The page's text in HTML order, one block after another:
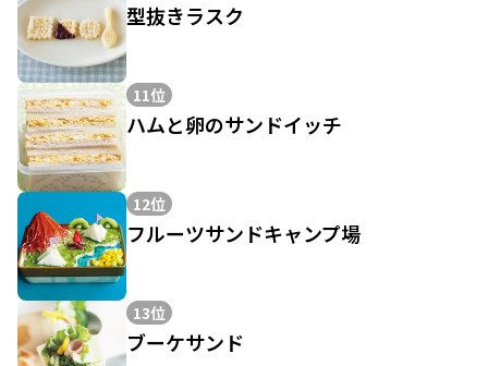
型抜きラスク
11位
ハムと卵のサンドイッチ
12位
フルーツサンドキャンプ場
13位
ブーケサンド